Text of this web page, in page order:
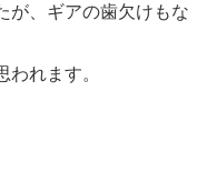
が、ギアの歯欠けもな
れます。